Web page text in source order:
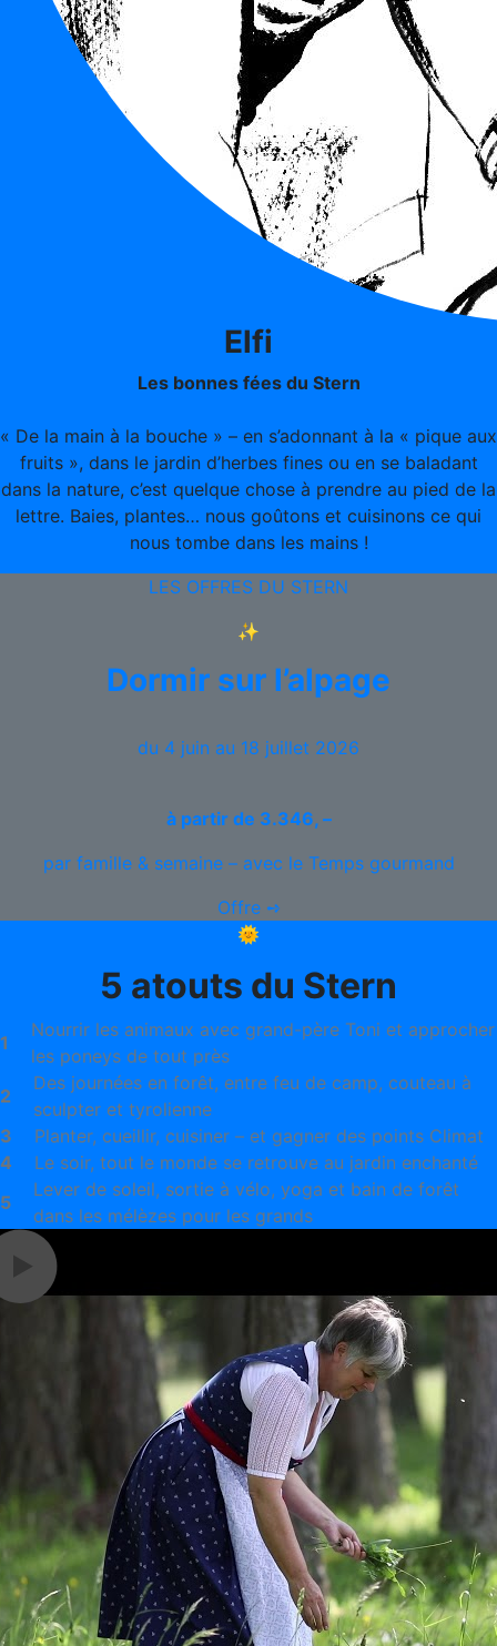
LES OFFRES DU STERN
✨
Dormir sur l’alpage
du 4 juin au 18 juillet 2026
à partir de 3.346, –
par famille & semaine – avec le Temps gourmand
Offre ➺
Elfi
Les bonnes fées du Stern
« De la main à la bouche » – en s’adonnant à la « pique aux
fruits », dans le jardin d’herbes fines ou en se baladant
dans la nature, c’est quelque chose à prendre au pied de la
lettre. Baies, plantes… nous goûtons et cuisinons ce qui
nous tombe dans les mains !
🌞
5 atouts du Stern
1
Nourrir les animaux avec grand-père Toni et approcher
les poneys de tout près
2
Des journées en forêt, entre feu de camp, couteau à
sculpter et tyrolienne
3
Planter, cueillir, cuisiner – et gagner des points Climat
4
Le soir, tout le monde se retrouve au jardin enchanté
5
Lever de soleil, sortie à vélo, yoga et bain de forêt
dans les mélèzes pour les grands